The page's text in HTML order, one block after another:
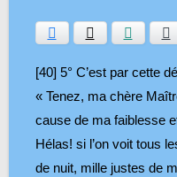
[40] 5° C’est par cette
« Tenez, ma chère
cause de ma faiblesse
Hélas! si l’on voit tous
de nuit, mille justes de